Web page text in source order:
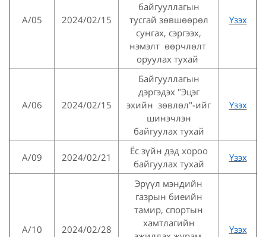
А/05 2024/02/15
байгууллагын
тусгай зөвшөөрөл
сунгах, сэргээх,
нэмэлт өөрчлөлт
оруулах тухай
Үзэх
А/06 2024/02/15
Байгууллагын
дэргэдэх "Эцэг
эхийн зөвлөл"-ийг
шинэчлэн
байгуулах тухай
Үзэх
A/09 2024/02/21
Ёс зүйн дэд хороо
байгуулах тухай
Үзэх
A/10 2024/02/28
Эрүүл мэндийн
газрын биеийн
тамир, спортын
хамтлагийн
Үзэх